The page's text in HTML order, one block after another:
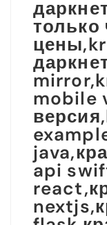
только
mobile
api